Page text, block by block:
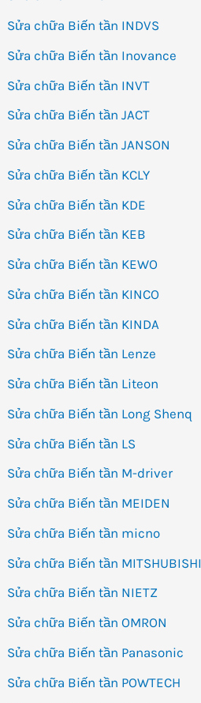
Sửa chữa Biến tần INDVS
Sửa chữa Biến tần Inovance
Sửa chữa Biến tần INVT
Sửa chữa Biến tần JACT
Sửa chữa Biến tần JANSON
Sửa chữa Biến tần KCLY
Sửa chữa Biến tần KDE
Sửa chữa Biến tần KEB
Sửa chữa Biến tần KEWO
Sửa chữa Biến tần KINCO
Sửa chữa Biến tần KINDA
Sửa chữa Biến tần Lenze
Sửa chữa Biến tần Liteon
Sửa chữa Biến tần Long Shenq
Sửa chữa Biến tần LS
Sửa chữa Biến tần M-driver
Sửa chữa Biến tần MEIDEN
Sửa chữa Biến tần micno
Sửa chữa Biến tần MITSHUBISHI
Sửa chữa Biến tần NIETZ
Sửa chữa Biến tần OMRON
Sửa chữa Biến tần Panasonic
Sửa chữa Biến tần POWTECH